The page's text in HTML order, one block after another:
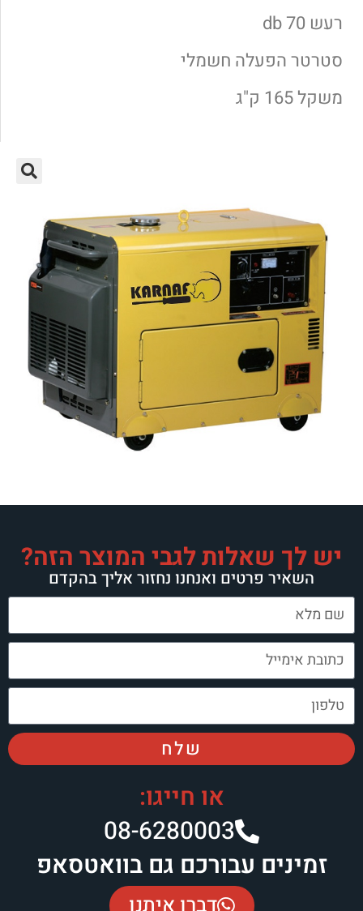
רעש 70 db
סטרטר הפעלה חשמלי
משקל 165 ק"ג
יש לך שאלות לגבי המוצר הזה?
השאיר פרטים ואנחנו נחזור אליך בהקדם
שלח
או חייגו:
08-6280003​
זמינים עבורכם גם בוואטסאפ